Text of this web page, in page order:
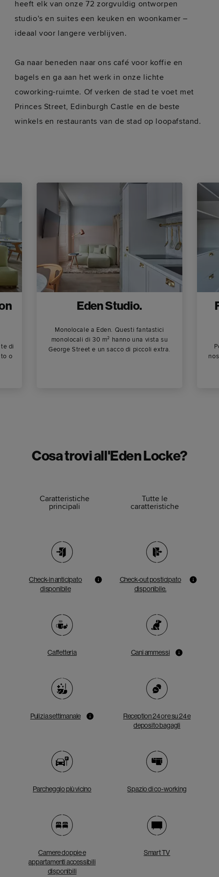
heeft elk van onze 72 zorgvuldig ontworpen
studio's en suites een keuken en woonkamer –
ideaal voor langere verblijven.
Ga naar beneden naar ons café voor koffie en
bagels en ga aan het werk in onze lichte
coworking-ruimte. Of verken de stad te voet met
Princes Street, Edinburgh Castle en de beste
winkels en restaurants van de stad op loopafstand.
di
o
Eden Studio.
Monolocale a Eden. Questi fantastici
monolocali di 30 m² hanno una vista su
George Street e un sacco di piccoli extra.
Cosa trovi all'Eden Locke?
Caratteristiche
principali
Tutte le
caratteristiche
Check-in anticipato
disponibile
Check-out posticipato
disponibile.
Caffetteria Cani ammessi
Pulizia settimanale
Reception 24 ore su 24 e
deposito bagagli
Parcheggio più vicino Spazio di co-working
Camere doppie e
appartamenti accessibili
disponibili
Smart TV